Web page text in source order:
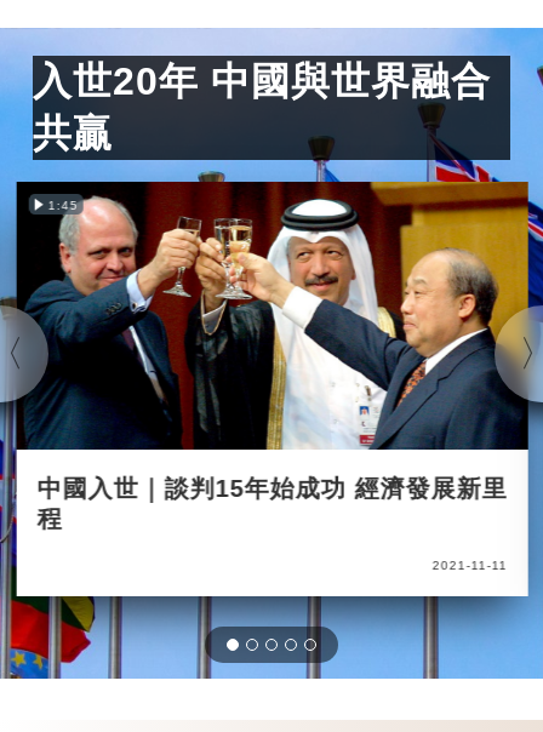
入世20年 中國與世界融合
共贏
1:45
中國入世｜談判15年始成功 經濟發展新里
程
2021-11-11